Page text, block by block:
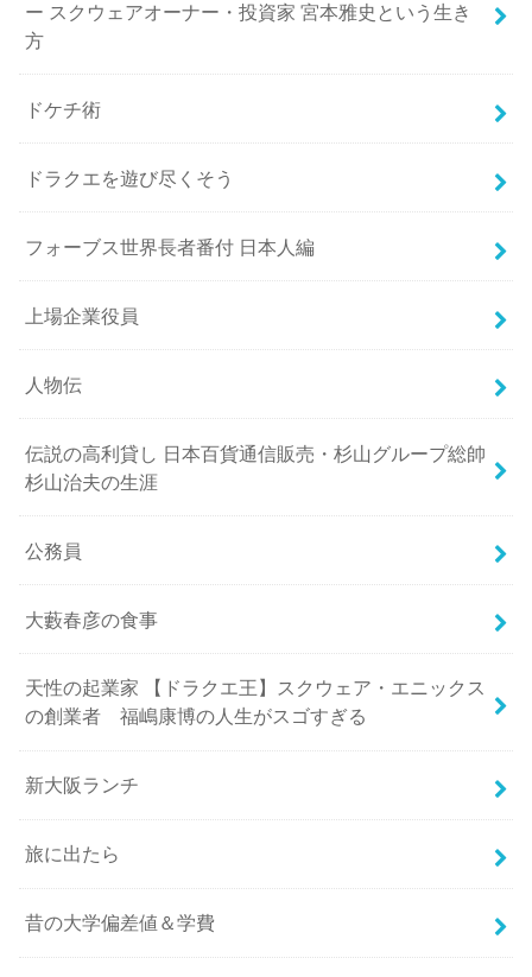
ー スクウェアオーナー・投資家 宮本雅史という生き
方
ドケチ術
ドラクエを遊び尽くそう
フォーブス世界長者番付 日本人編
上場企業役員
人物伝
伝説の高利貸し 日本百貨通信販売・杉山グループ総帥
杉山治夫の生涯
公務員
大藪春彦の食事
天性の起業家 【ドラクエ王】スクウェア・エニックス
の創業者 福嶋康博の人生がスゴすぎる
新大阪ランチ
旅に出たら
昔の大学偏差値＆学費